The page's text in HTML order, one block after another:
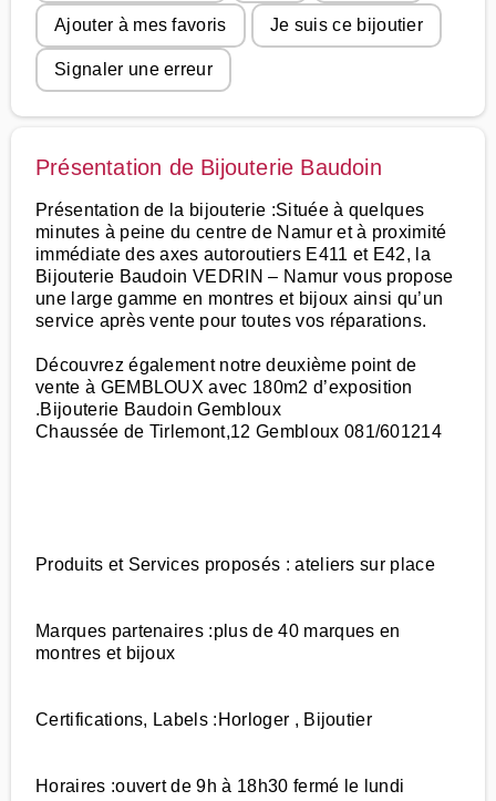
Ajouter à mes favoris Je suis ce bijoutier
Signaler une erreur
Présentation de Bijouterie Baudoin
Présentation de la bijouterie :Située à quelques
minutes à peine du centre de Namur et à proximité
immédiate des axes autoroutiers E411 et E42, la
Bijouterie Baudoin VEDRIN – Namur vous propose
une large gamme en montres et bijoux ainsi qu’un
service après vente pour toutes vos réparations.
Découvrez également notre deuxième point de
vente à GEMBLOUX avec 180m2 d’exposition
.Bijouterie Baudoin Gembloux
Chaussée de Tirlemont,12 Gembloux 081/601214
Produits et Services proposés : ateliers sur place
Marques partenaires :plus de 40 marques en
montres et bijoux
Certifications, Labels :Horloger , Bijoutier
Horaires :ouvert de 9h à 18h30 fermé le lundi